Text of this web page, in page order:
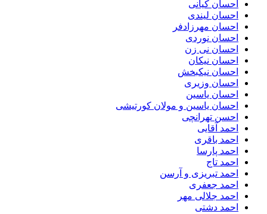
احسان کیانی
احسان لیندی
احسان مهرزادفر
احسان نوردی
احسان نی زن
احسان نیکان
احسان نیکبخش
احسان وزیری
احسان یاسین
احسان یاسین و مولان کورتیشی
احسن تهرانچی
احمد آقایی
احمد باقری
احمد پارسا
احمد تاج
احمد تبریزی و آرسن
احمد جعفری
احمد جلالی مهر
احمد دشتی